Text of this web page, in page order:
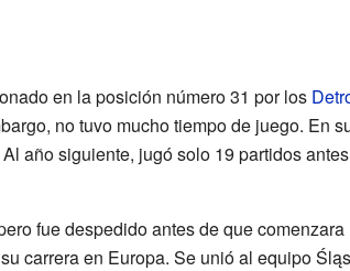
en la posición número 31 por los
no tuvo mucho tiempo de juego. En
año siguiente, jugó solo 19 partidos
fue despedido antes de que
carrera en Europa. Se unió al equipo